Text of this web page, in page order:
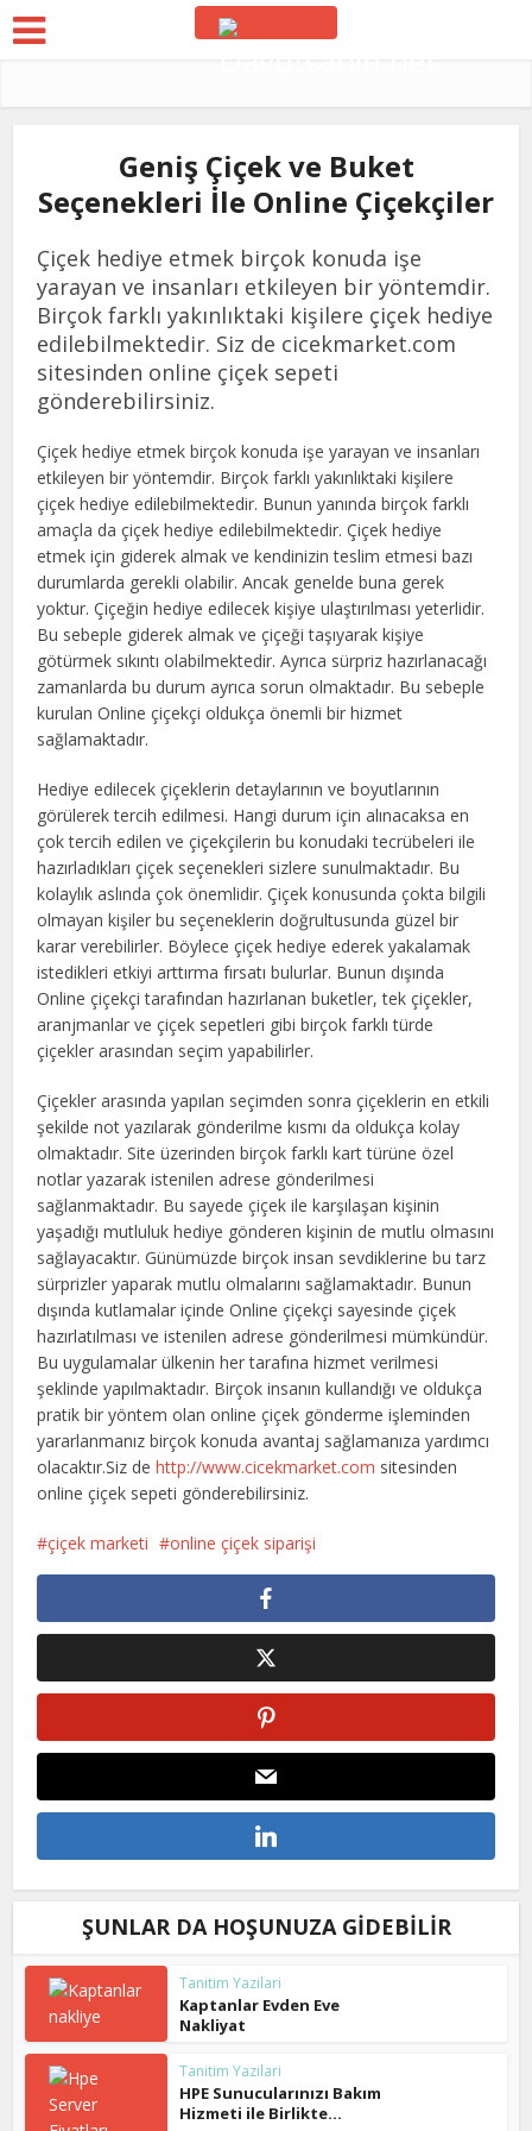
Geniş Çiçek ve Buket
Seçenekleri İle Online Çiçekçiler
Çiçek hediye etmek birçok konuda işe
yarayan ve insanları etkileyen bir yöntemdir.
Birçok farklı yakınlıktaki kişilere çiçek hediye
edilebilmektedir. Siz de cicekmarket.com
sitesinden online çiçek sepeti
gönderebilirsiniz.
Çiçek hediye etmek birçok konuda işe yarayan ve insanları
etkileyen bir yöntemdir. Birçok farklı yakınlıktaki kişilere
çiçek hediye edilebilmektedir. Bunun yanında birçok farklı
amaçla da çiçek hediye edilebilmektedir. Çiçek hediye
etmek için giderek almak ve kendinizin teslim etmesi bazı
durumlarda gerekli olabilir. Ancak genelde buna gerek
yoktur. Çiçeğin hediye edilecek kişiye ulaştırılması yeterlidir.
Bu sebeple giderek almak ve çiçeği taşıyarak kişiye
götürmek sıkıntı olabilmektedir. Ayrıca sürpriz hazırlanacağı
zamanlarda bu durum ayrıca sorun olmaktadır. Bu sebeple
kurulan Online çiçekçi oldukça önemli bir hizmet
sağlamaktadır.
Hediye edilecek çiçeklerin detaylarının ve boyutlarının
görülerek tercih edilmesi. Hangi durum için alınacaksa en
çok tercih edilen ve çiçekçilerin bu konudaki tecrübeleri ile
hazırladıkları çiçek seçenekleri sizlere sunulmaktadır. Bu
kolaylık aslında çok önemlidir. Çiçek konusunda çokta bilgili
olmayan kişiler bu seçeneklerin doğrultusunda güzel bir
karar verebilirler. Böylece çiçek hediye ederek yakalamak
istedikleri etkiyi arttırma fırsatı bulurlar. Bunun dışında
Online çiçekçi tarafından hazırlanan buketler, tek çiçekler,
aranjmanlar ve çiçek sepetleri gibi birçok farklı türde
çiçekler arasından seçim yapabilirler.
Çiçekler arasında yapılan seçimden sonra çiçeklerin en etkili
şekilde not yazılarak gönderilme kısmı da oldukça kolay
olmaktadır. Site üzerinden birçok farklı kart türüne özel
notlar yazarak istenilen adrese gönderilmesi
sağlanmaktadır. Bu sayede çiçek ile karşılaşan kişinin
yaşadığı mutluluk hediye gönderen kişinin de mutlu olmasını
sağlayacaktır. Günümüzde birçok insan sevdiklerine bu tarz
sürprizler yaparak mutlu olmalarını sağlamaktadır. Bunun
dışında kutlamalar içinde Online çiçekçi sayesinde çiçek
hazırlatılması ve istenilen adrese gönderilmesi mümkündür.
Bu uygulamalar ülkenin her tarafına hizmet verilmesi
şeklinde yapılmaktadır. Birçok insanın kullandığı ve oldukça
pratik bir yöntem olan online çiçek gönderme işleminden
yararlanmanız birçok konuda avantaj sağlamanıza yardımcı
olacaktır.Siz dehttp://www.cicekmarket.com sitesinden
online çiçek sepeti gönderebilirsiniz.
çiçek marketi online çiçek siparişi
ŞUNLAR DA HOŞUNUZA GIDEBILIR
Tanitim Yazilari
Kaptanlar Evden Eve
Nakliyat
Tanitim Yazilari
HPE Sunucularınızı Bakım
Hizmeti ile Birlikte...